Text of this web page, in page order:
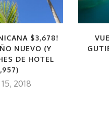
$3,678!
NUEVO (Y
DE HOTEL
2018